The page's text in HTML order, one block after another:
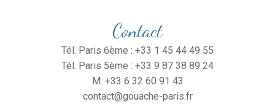
Contact
Tél. Paris 6ème : +33 1 45 44 49 55
Tél. Paris 5ème : +33 9 87 38 89 24
M. +33 6 32 60 91 43
contact@gouache-paris.fr